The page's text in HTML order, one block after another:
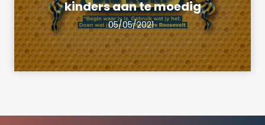
kinders aan te moedig
05/05/2021